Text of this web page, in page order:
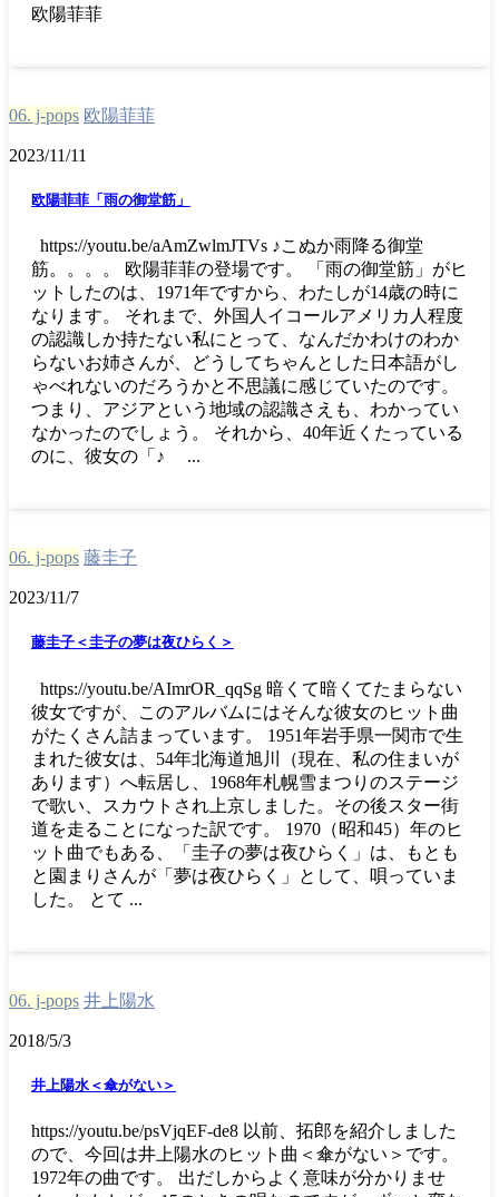
欧陽菲菲
06. j-pops 欧陽菲菲
2023/11/11
欧陽菲菲「雨の御堂筋」
https://youtu.be/aAmZwlmJTVs ♪こぬか雨降る御堂
筋。。。。 欧陽菲菲の登場です。 「雨の御堂筋」がヒ
ットしたのは、1971年ですから、わたしが14歳の時に
なります。 それまで、外国人イコールアメリカ人程度
の認識しか持たない私にとって、なんだかわけのわか
らないお姉さんが、どうしてちゃんとした日本語がし
ゃべれないのだろうかと不思議に感じていたのです。
つまり、アジアという地域の認識さえも、わかってい
なかったのでしょう。 それから、40年近くたっている
のに、彼女の「♪ ...
06. j-pops 藤圭子
2023/11/7
藤圭子＜圭子の夢は夜ひらく＞
https://youtu.be/AImrOR_qqSg 暗くて暗くてたまらない
彼女ですが、このアルバムにはそんな彼女のヒット曲
がたくさん詰まっています。 1951年岩手県一関市で生
まれた彼女は、54年北海道旭川（現在、私の住まいが
あります）へ転居し、1968年札幌雪まつりのステージ
で歌い、スカウトされ上京しました。その後スター街
道を走ることになった訳です。 1970（昭和45）年のヒ
ット曲でもある、「圭子の夢は夜ひらく」は、もとも
と園まりさんが「夢は夜ひらく」として、唄っていま
した。 とて ...
06. j-pops 井上陽水
2018/5/3
井上陽水＜傘がない＞
https://youtu.be/psVjqEF-de8 以前、拓郎を紹介しました
ので、今回は井上陽水のヒット曲＜傘がない＞です。
1972年の曲です。 出だしからよく意味が分かりませ